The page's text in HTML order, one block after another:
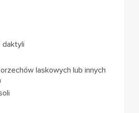
laskowych lub innych